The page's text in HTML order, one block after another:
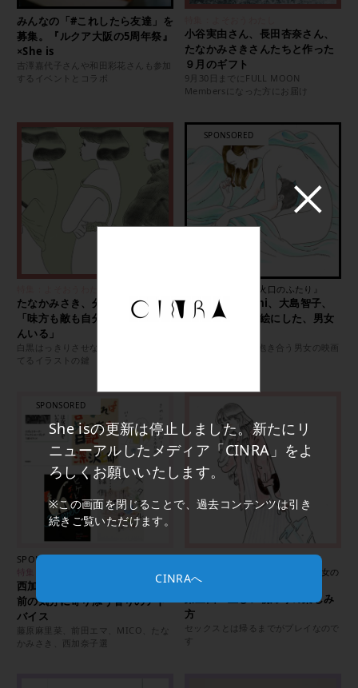
She isの更新は停止しました。新たにリ
ニューアルしたメディア「CINRA」をよ
ろしくお願いいたします。
※この画面を閉じることで、過去コンテンツは引き
続きご覧いただけます。
CINRAへ
みんなの「#これしたら友達」を
募集。『ルクア大阪の5周年祭』
×She is
吉澤嘉代子さんや和田彩花さんも参加
するイベントとコラボ
小谷実由さん、長田杏奈さん、
たなかみさきさんたちと作った
９月のギフト
9月30日までにFULL MOON
Membersになった方にお届け
たなかみさき、分身を描く。
「味方も敵も自分の中にたくさ
んいる」
白黒はっきりさせない。いつも心がけ
てるイラストの鍵
SPONSORED：『火口のふたり』
maegamimami、大島智子、
たなかみさきが絵にした、男女
壊れかけの世界で抱き合う男女の映画
SPONSORED：アロマリッチ
特集：夢の時間
西加奈子らが選んだ本と、眠る
前の気分に寄り添う香りのアド
バイス
藤原麻里菜、前田エマ、MICO、たな
かみさき、西加奈子選
特集：ほのあかるいエロ
連載：たなかみさきによる紳士淑女の
下心のススメ
第三回：正しい朝帰りの楽しみ
方
セックスとは帰るまでがプレイなので
す